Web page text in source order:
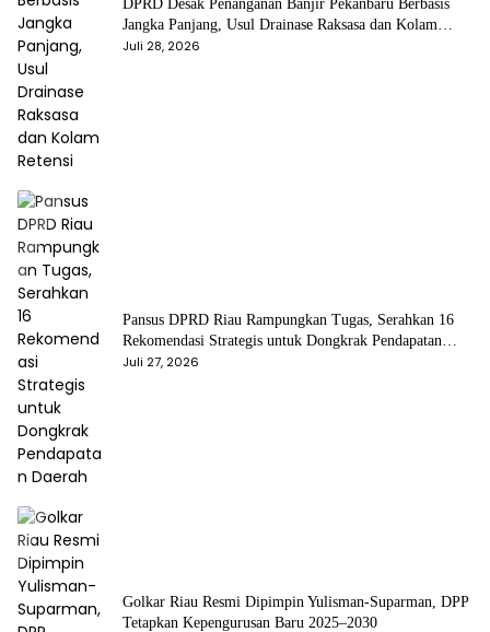
DPRD Desak Penanganan Banjir Pekanbaru Berbasis
Jangka Panjang, Usul Drainase Raksasa dan Kolam
Retensi
Juli 28, 2026
Pansus DPRD Riau Rampungkan Tugas, Serahkan 16
Rekomendasi Strategis untuk Dongkrak Pendapatan
Daerah
Juli 27, 2026
Golkar Riau Resmi Dipimpin Yulisman-Suparman, DPP
Tetapkan Kepengurusan Baru 2025–2030